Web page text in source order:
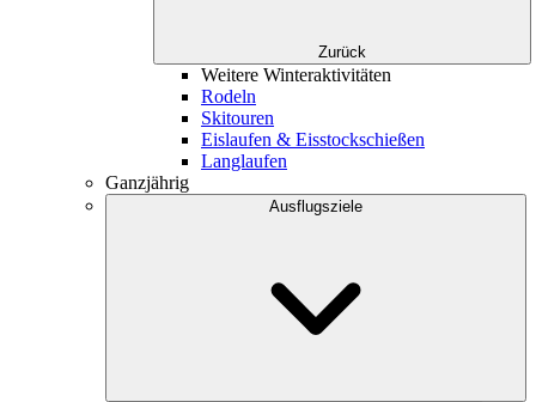
Zurück
Weitere Winteraktivitäten
Rodeln
Skitouren
Eislaufen & Eisstockschießen
Langlaufen
Ganzjährig
Ausflugsziele